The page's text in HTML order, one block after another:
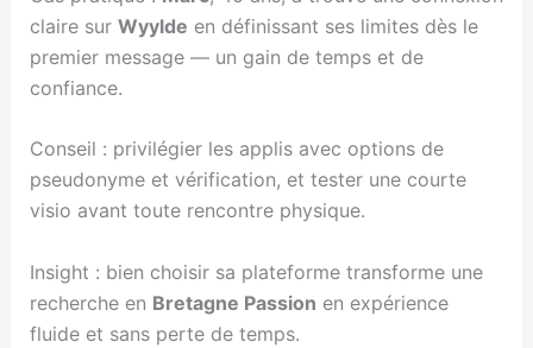
claire sur Wyylde en définissant ses limites dès le
premier message — un gain de temps et de
confiance.
Conseil : privilégier les applis avec options de
pseudonyme et vérification, et tester une courte
visio avant toute rencontre physique.
Insight : bien choisir sa plateforme transforme une
recherche en Bretagne Passion en expérience
fluide et sans perte de temps.